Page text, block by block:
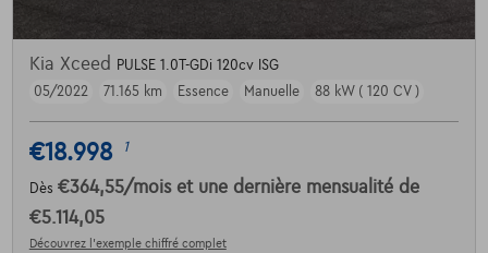
Kia Xceed
PULSE 1.0T-GDi 120cv ISG
05/2022
71.165 km Essence Manuelle 88 kW ( 120 CV )
€18.998 1
Dès €364,55/mois et une dernière mensualité de
€5.114,05
Découvrez l’exemple chiffré complet